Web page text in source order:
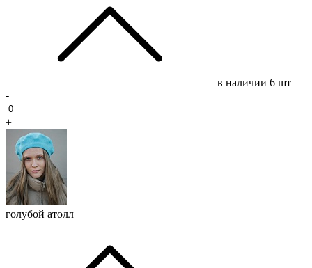
в наличии 6 шт
-
+
голубой атолл